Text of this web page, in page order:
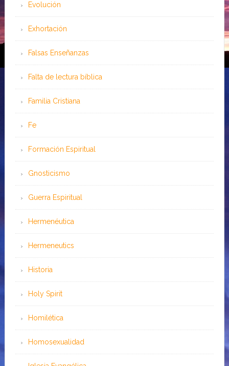
Evolución
Exhortación
Falsas Enseñanzas
Falta de lectura bíblica
Familia Cristiana
Fe
Formación Espiritual
Gnosticismo
Guerra Espiritual
Hermenéutica
Hermeneutics
Historia
Holy Spirit
Homilética
Homosexualidad